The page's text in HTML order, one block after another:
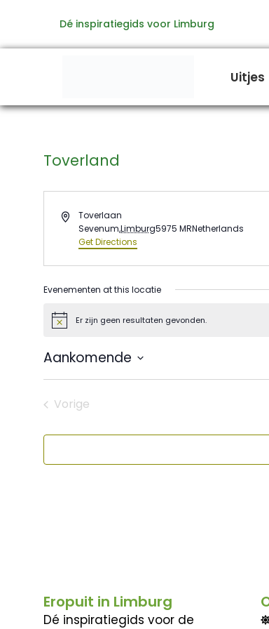
de
Dé inspiratiegids voor Limburg
Uitjes
Toverland
AddressToverlaan
Sevenum,Limburg5975 MRNetherlands
Get Directions
Evenementen at this locatie
BerichtEr zijn geen resultaten gevonden.
Aankomende
datum.
Vorige
Eropuit in Limburg
Dé inspiratiegids voor de